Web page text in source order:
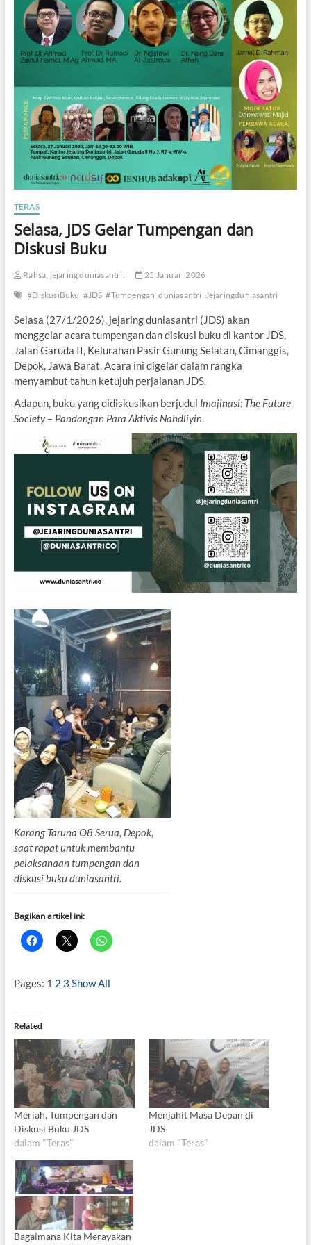
TERAS
Selasa, JDS Gelar Tumpengan dan
Diskusi Buku
Rahsa, jejaring duniasantri.
25 Januari 2026
#DiskusiBuku #JDS #Tumpengan duniasantri Jejaringduniasantri
Selasa (27/1/2026), jejaring duniasantri (JDS) akan
menggelar acara tumpengan dan diskusi buku di kantor JDS,
Jalan Garuda II, Kelurahan Pasir Gunung Selatan, Cimanggis,
Depok, Jawa Barat. Acara ini digelar dalam rangka
menyambut tahun ketujuh perjalanan JDS.
Adapun, buku yang didiskusikan berjudul Imajinasi: The Future
Society – Pandangan Para Aktivis Nahdliyin.
Karang Taruna O8 Serua, Depok,
saat rapat untuk membantu
pelaksanaan tumpengan dan
diskusi buku duniasantri.
Bagikan artikel ini:
Pages: 1 2 3 Show All
Related
Meriah, Tumpengan dan
Diskusi Buku JDS
dalam "Teras"
Menjahit Masa Depan di
JDS
dalam "Teras"
Bagaimana Kita Merayakan